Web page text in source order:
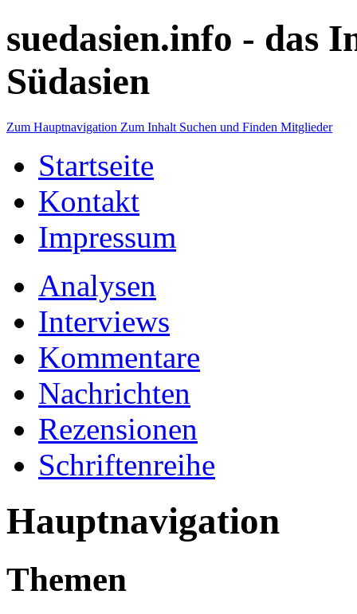
suedasien.info - das
Südasien
Zum Hauptnavigation Zum Inhalt Suchen und Finden Mitglieder
Startseite
Kontakt
Impressum
Analysen
Interviews
Kommentare
Nachrichten
Rezensionen
Schriftenreihe
Hauptnavigation
Themen